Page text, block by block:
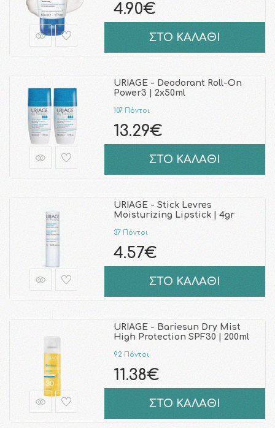
4.90€
ΣΤΟ ΚΑΛΑΘΙ
URIAGE - Deodorant Roll-On
Power3 | 2x50ml
107 Πόντοι
13.29€
ΣΤΟ ΚΑΛΑΘΙ
URIAGE - Stick Levres
Moisturizing Lipstick | 4gr
37 Πόντοι
4.57€
ΣΤΟ ΚΑΛΑΘΙ
URIAGE - Bariesun Dry Mist
High Protection SPF30 | 200ml
92 Πόντοι
11.38€
ΣΤΟ ΚΑΛΑΘΙ